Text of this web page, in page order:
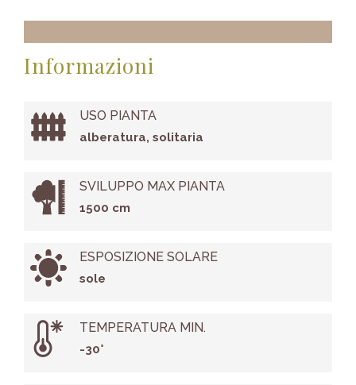
Informazioni
USO PIANTA
alberatura, solitaria
SVILUPPO MAX PIANTA
1500 cm
ESPOSIZIONE SOLARE
sole
TEMPERATURA MIN.
-30°